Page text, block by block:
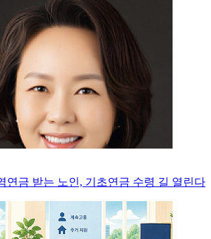
연금 받는 노인, 기초연금 수령 길 열린다